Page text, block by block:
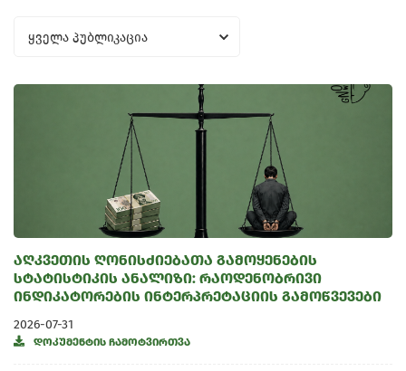
ყველა პუბლიკაცია
აღკვეთის ღონისძიებათა გამოყენების
სტატისტიკის ანალიზი: რაოდენობრივი
ინდიკატორების ინტერპრეტაციის გამოწვევები
2026-07-31
დოკუმენტის ჩამოტვირთვა